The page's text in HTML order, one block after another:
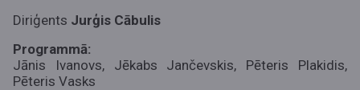
Diriģents Jurģis Cābulis
Programmā:
Jānis Ivanovs, Jēkabs Jančevskis, Pēteris Plakidis,
Pēteris Vasks